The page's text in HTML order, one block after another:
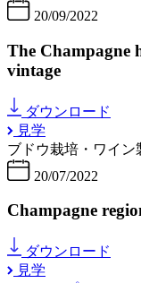
20/09/2022
The Champagne
vintage
ダウンロード
見学
ブドウ栽培・ワイン
20/07/2022
Champagne
ダウンロード
見学